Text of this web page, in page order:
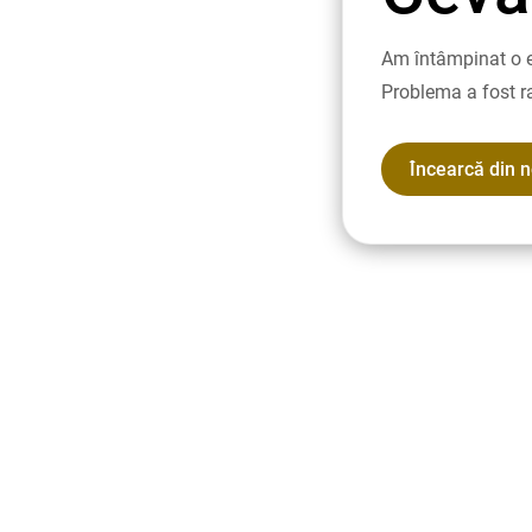
Am întâmpinat o
Problema a fost
Încearcă din